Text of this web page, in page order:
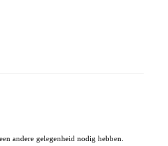
andere gelegenheid nodig hebben.